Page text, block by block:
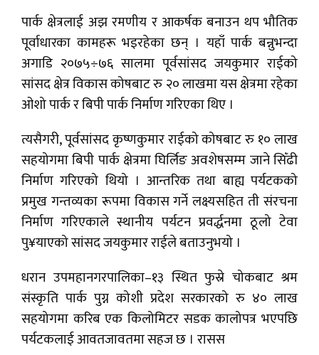
पार्क क्षेत्रलाई अझ रमणीय र आकर्षक बनाउन थप भौतिक
पूर्वाधारका कामहरू भइरहेका छन् । यहाँ पार्क बन्नुभन्दा
अगाडि २०७५÷७६ सालमा पूर्वसांसद जयकुमार राईको
सांसद क्षेत्र विकास कोषबाट रु २० लाखमा यस क्षेत्रमा रहेका
ओशो पार्क र बिपी पार्क निर्माण गरिएका थिए ।
त्यसैगरी, पूर्वसांसद कृष्णकुमार राईको कोषबाट रु १० लाख
सहयोगमा बिपी पार्क क्षेत्रमा घिर्लिङ अवशेषसम्म जाने सिँढी
निर्माण गरिएको थियो । आन्तरिक तथा बाह्य पर्यटकको
प्रमुख गन्तव्यका रूपमा विकास गर्ने लक्ष्यसहित ती संरचना
निर्माण गरिएकाले स्थानीय पर्यटन प्रवर्द्धनमा ठूलो टेवा
पु¥याएको सांसद जयकुमार राईले बताउनुभयो ।
धरान उपमहानगरपालिका–१३ स्थित फुस्रे चोकबाट श्रम
संस्कृति पार्क पुग्न कोशी प्रदेश सरकारको रु ४० लाख
सहयोगमा करिब एक किलोमिटर सडक कालोपत्र भएपछि
पर्यटकलाई आवतजावतमा सहज छ । रासस